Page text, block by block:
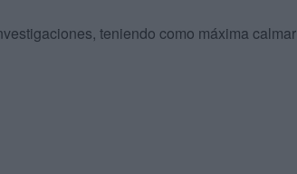
teniendo como máxima calmar